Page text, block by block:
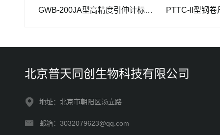
GWB-200JA型高精度引伸计标定仪长度计量器具
北京普天同创生物科技有限公司
地址：北京市朝阳区汤立路
邮箱：3032079623@qq.com